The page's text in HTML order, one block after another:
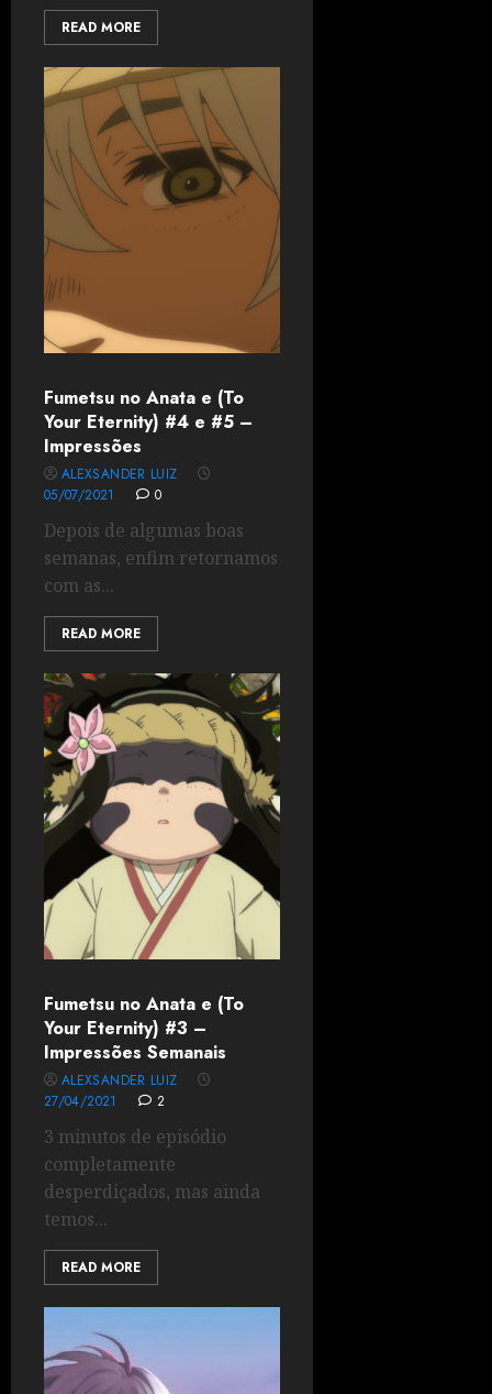
READ MORE
Fumetsu no Anata e (To
Your Eternity) #4 e #5 –
Impressões
ALEXSANDER LUIZ
05/07/2021
0
Depois de algumas boas
semanas, enfim retornamos
com as...
READ MORE
Fumetsu no Anata e (To
Your Eternity) #3 –
Impressões Semanais
ALEXSANDER LUIZ
27/04/2021
2
3 minutos de episódio
completamente
desperdiçados, mas ainda
temos...
READ MORE